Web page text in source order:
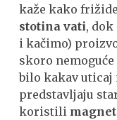
kaže kako
stotina vati,
i kačimo)
skoro
bilo kakav uticaj
predstavljaju
koristili